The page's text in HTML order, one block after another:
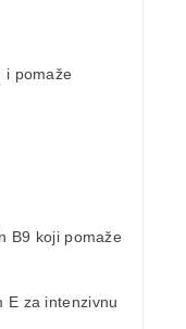
i pomaže
B9 koji pomaže
E za intenzivnu